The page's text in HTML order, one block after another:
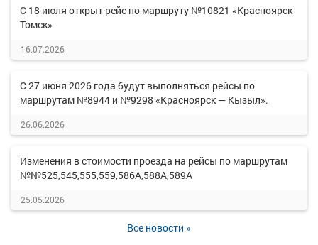
С 18 июля открыт рейс по маршруту №10821 «Красноярск-
Томск»
16.07.2026
С 27 июня 2026 года будут выполняться рейсы по
маршрутам №8944 и №9298 «Красноярск — Кызыл».
26.06.2026
Изменения в стоимости проезда на рейсы по маршрутам
№№525,545,555,559,586А,588А,589А
25.05.2026
Все новости »